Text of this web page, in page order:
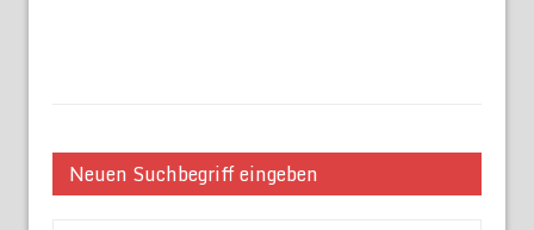
Neuen Suchbegriff eingeben